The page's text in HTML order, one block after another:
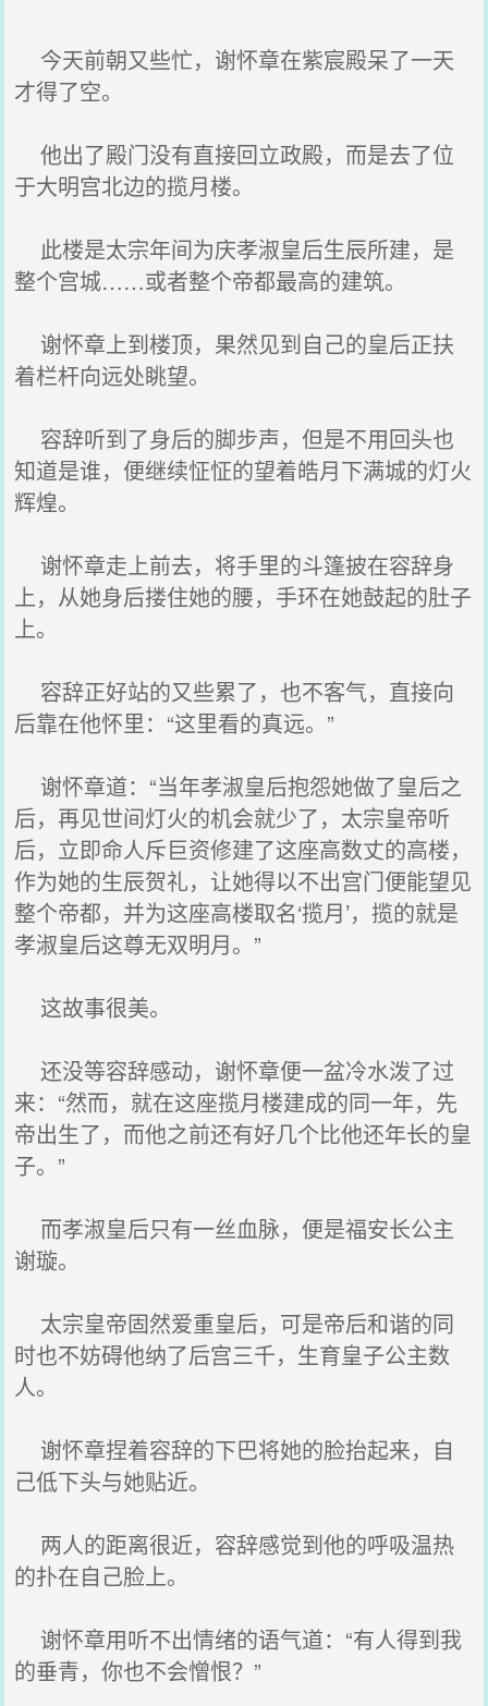
今天前朝又些忙，谢怀章在紫宸殿呆了一天
才得了空。
他出了殿门没有直接回立政殿，而是去了位
于大明宫北边的揽月楼。
此楼是太宗年间为庆孝淑皇后生辰所建，是
整个宫城……或者整个帝都最高的建筑。
谢怀章上到楼顶，果然见到自己的皇后正扶
着栏杆向远处眺望。
容辞听到了身后的脚步声，但是不用回头也
知道是谁，便继续怔怔的望着皓月下满城的灯火
辉煌。
谢怀章走上前去，将手里的斗篷披在容辞身
上，从她身后搂住她的腰，手环在她鼓起的肚子
上。
容辞正好站的又些累了，也不客气，直接向
后靠在他怀里：“这里看的真远。”
谢怀章道：“当年孝淑皇后抱怨她做了皇后之
后，再见世间灯火的机会就少了，太宗皇帝听
后，立即命人斥巨资修建了这座高数丈的高楼，
作为她的生辰贺礼，让她得以不出宫门便能望见
整个帝都，并为这座高楼取名‘揽月’，揽的就是
孝淑皇后这尊无双明月。”
这故事很美。
还没等容辞感动，谢怀章便一盆冷水泼了过
来：“然而，就在这座揽月楼建成的同一年，先
帝出生了，而他之前还有好几个比他还年长的皇
子。”
而孝淑皇后只有一丝血脉，便是福安长公主
谢璇。
太宗皇帝固然爱重皇后，可是帝后和谐的同
时也不妨碍他纳了后宫三千，生育皇子公主数
人。
谢怀章捏着容辞的下巴将她的脸抬起来，自
己低下头与她贴近。
两人的距离很近，容辞感觉到他的呼吸温热
的扑在自己脸上。
谢怀章用听不出情绪的语气道：“有人得到我
的垂青，你也不会憎恨？”